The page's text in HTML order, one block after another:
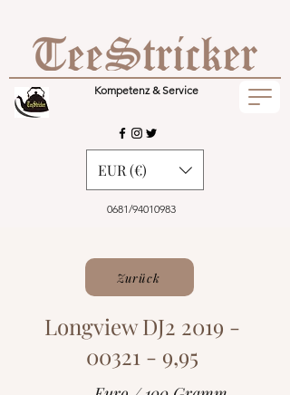
Kompetenz & Service
0681/94010983
EUR (€)
Zurück
Longview DJ2 2019 -
00321 - 9,95